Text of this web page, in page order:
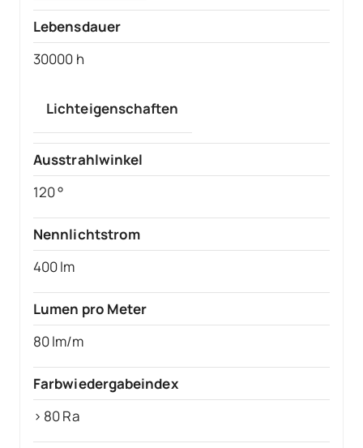
Lebensdauer
30000 h
Lichteigenschaften
Ausstrahlwinkel
120 °
Nennlichtstrom
400 lm
Lumen pro Meter
80 lm/m
Farbwiedergabeindex
> 80 Ra